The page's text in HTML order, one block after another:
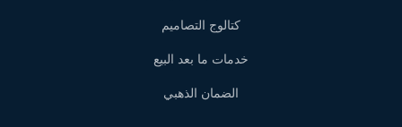
كتالوج التصاميم
خدمات ما بعد البيع
الضمان الذهبي